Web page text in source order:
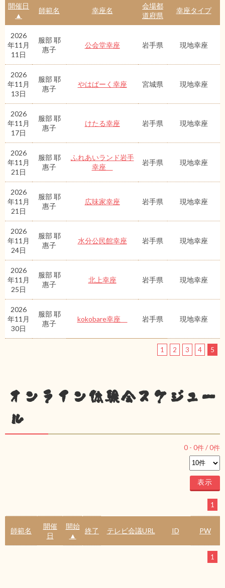
開催日
▲
師範名 幸座名
会場都
道府県
幸座タイプ
2026
年11月
11日
服部 耶
惠子
公会堂幸座 岩手県 現地幸座
2026
年11月
13日
服部 耶
惠子
やはぱーく幸座 宮城県 現地幸座
2026
年11月
17日
服部 耶
惠子
けたる幸座 岩手県 現地幸座
2026
年11月
21日
服部 耶
惠子
ふれあいランド岩手
幸座
岩手県 現地幸座
2026
年11月
21日
服部 耶
惠子
広味家幸座 岩手県 現地幸座
2026
年11月
24日
服部 耶
惠子
水分公民館幸座 岩手県 現地幸座
2026
年11月
25日
服部 耶
惠子
北上幸座 岩手県 現地幸座
2026
年11月
30日
服部 耶
惠子
kokobare幸座 岩手県 現地幸座
1 2 3 4 5
オンライン体験会スケジュー
ル
0 - 0件 /0件
1
師範名
開催
日
開始
▲
終了 テレビ会議URL ID PW
1